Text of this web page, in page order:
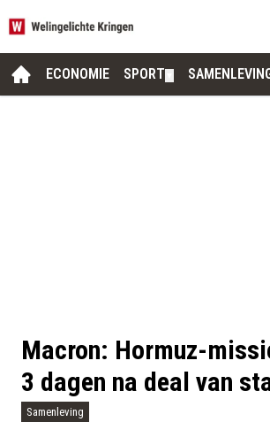
ECONOMIE SPORT
Macron: Hormuz-
3 dagen na deal van
Samenleving